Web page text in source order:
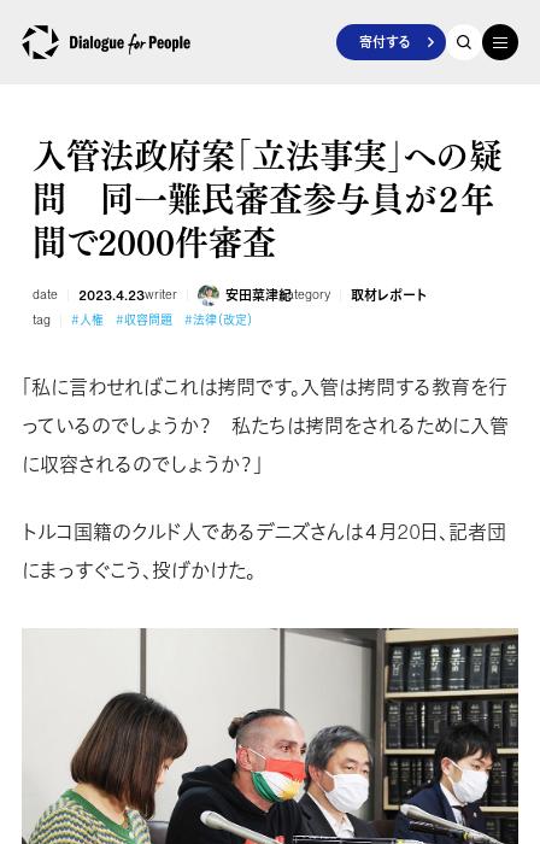
寄付する
入管法政府案「立法事実」への疑
問 同一難民審査参与員が２年
間で2000件審査
date 2023.4.23writer 安田菜津紀category 取材レポート
tag #人権 #収容問題 #法律（改定）
「私に言わせればこれは拷問です。入管は拷問する教育を行
っているのでしょうか？ 私たちは拷問をされるために入管
に収容されるのでしょうか？」
トルコ国籍のクルド人であるデニズさんは４月20日、記者団
にまっすぐこう、投げかけた。